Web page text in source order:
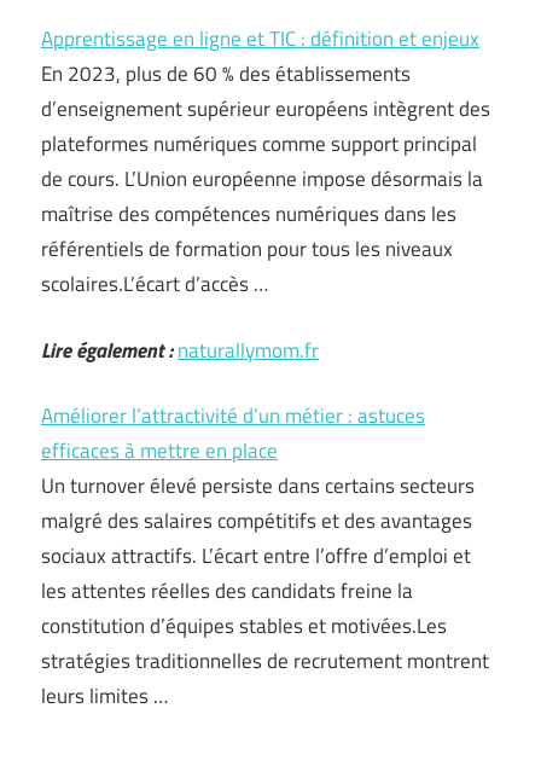
Apprentissage en ligne et TIC : définition et enjeux
En 2023, plus de 60 % des établissements
d’enseignement supérieur européens intègrent des
plateformes numériques comme support principal
de cours. L’Union européenne impose désormais la
maîtrise des compétences numériques dans les
référentiels de formation pour tous les niveaux
scolaires.L’écart d’accès …
Lire également :naturallymom.fr
Améliorer l’attractivité d’un métier : astuces
efficaces à mettre en place
Un turnover élevé persiste dans certains secteurs
malgré des salaires compétitifs et des avantages
sociaux attractifs. L’écart entre l’offre d’emploi et
les attentes réelles des candidats freine la
constitution d’équipes stables et motivées.Les
stratégies traditionnelles de recrutement montrent
leurs limites …